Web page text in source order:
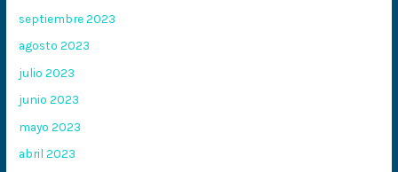
septiembre 2023
agosto 2023
julio 2023
junio 2023
mayo 2023
abril 2023